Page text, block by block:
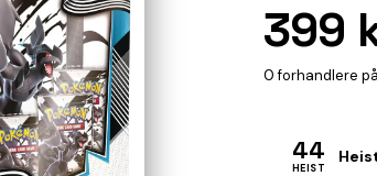
399
0 forhandlere
44
HEIST